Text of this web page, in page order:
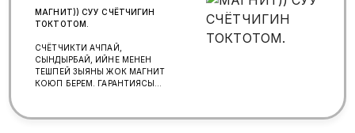
МАГНИТ)) СУУ СЧЁТЧИГИН
ТОКТОТОМ.
СЧЁТЧИКТИ АЧПАЙ,
СЫНДЫРБАЙ, ИЙНЕ МЕНЕН
ТЕШПЕЙ ЗЫЯНЫ ЖОК МАГНИТ
КОЮП БЕРЕМ. ГАРАНТИЯСЫ
+7(926)-322-10-22